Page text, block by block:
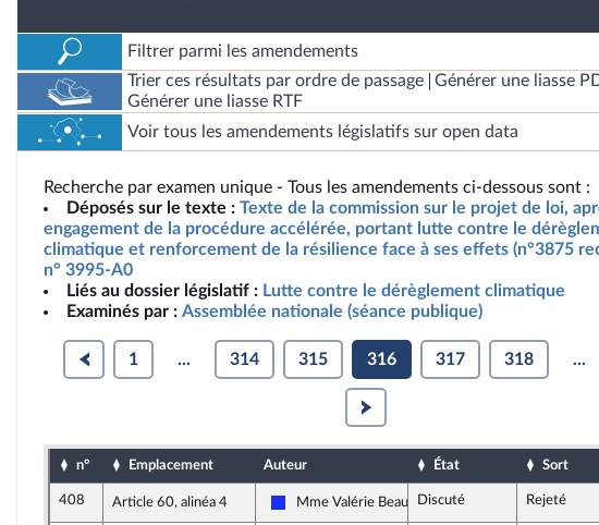
Filtrer parmi les amendements
Trier ces résultats par ordre de passage
Générer une liasse
Générer une liasse RTF
Voir tous les amendements législatifs sur open data
Recherche par examen unique - Tous les amendements ci-dessous sont :
Déposés sur le texte : Texte de la commission sur le projet de loi,
engagement de la procédure accélérée, portant lutte contre le
climatique et renforcement de la résilience face à ses effets (n°3875
n° 3995-A0
Liés au dossier législatif : Lutte contre le dérèglement climatique
Examinés par : Assemblée nationale (séance publique)
1 ... 314 315 316 317 318 ...
n° Emplacement Auteur État Sort
408 Article 60, alinéa 4
Les Républicains
Mme Valérie BeauvaisDiscuté Rejeté